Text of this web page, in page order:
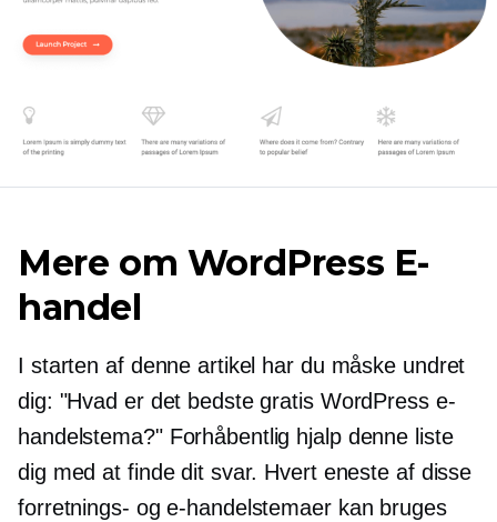
Mere om WordPress E-
handel
I starten af ​​denne artikel har du måske undret
dig: "Hvad er det bedste gratis WordPress e-
handelstema?" Forhåbentlig hjalp denne liste
dig med at finde dit svar. Hvert eneste af disse
forretnings- og e-handelstemaer kan bruges